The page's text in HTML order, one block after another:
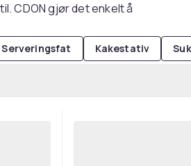
CDON gjør det enkelt å
Serveringsfat Kakestativ